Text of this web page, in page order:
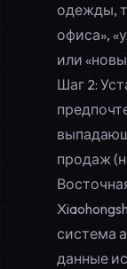
одежды,
офиса»,
или
Шаг 2:
продаж
система
данные